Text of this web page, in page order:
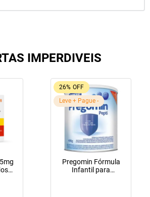
IMPERDIVEIS
26% OFF
Leve + Pague -
Pregomin Fórmula
Infantil para